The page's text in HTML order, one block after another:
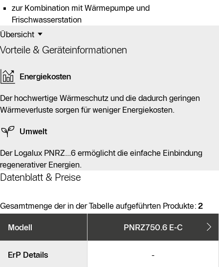
zur Kombination mit Wärmepumpe und
Frischwasserstation
Übersicht
Vorteile & Geräteinformationen
Energiekosten
Der hochwertige Wärmeschutz und die dadurch geringen
Wärmeverluste sorgen für weniger Energiekosten.
Umwelt
Der Logalux PNRZ...6 ermöglicht die einfache Einbindung
regenerativer Energien.
Datenblatt & Preise
Gesamtmenge der in der Tabelle aufgeführten Produkte: 2
Modell PNRZ750.6 E-C
ErP Details -